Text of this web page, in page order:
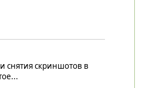
снятия скриншотов в